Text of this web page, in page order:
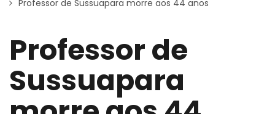
Professor de Sussuapara morre aos 44 anos
Professor de
Sussuapara